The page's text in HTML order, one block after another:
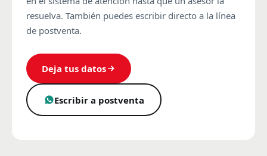
resuelva. También puedes escribir directo a la línea
de postventa.
Deja tus datos
Escribir a postventa